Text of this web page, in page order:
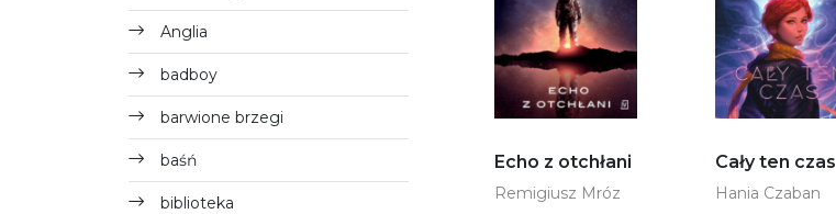
Anglia
badboy
barwione brzegi
baśń
biblioteka
Echo z otchłani
Remigiusz Mróz
Cały ten czas
Hania Czaban